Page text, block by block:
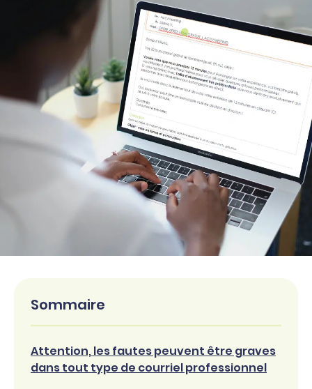
Sommaire
Attention, les fautes peuvent être graves
dans tout type de courriel professionnel